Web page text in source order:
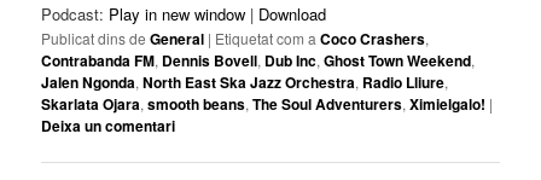
Podcast: Play in new window | Download
Publicat dins de General | Etiquetat com a Coco Crashers,
Contrabanda FM, Dennis Bovell, Dub Inc,Ghost Town Weekend,
Jalen Ngonda,North East Ska Jazz Orchestra, Radio Lliure,
Skarlata Ojara,smooth beans,The Soul Adventurers,Ximielgalo! |
Deixa un comentari